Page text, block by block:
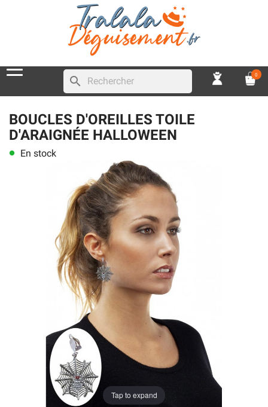
search 0
BOUCLES D'OREILLES TOILE
D'ARAIGNÉE HALLOWEEN
lens En stock
Tap to expand